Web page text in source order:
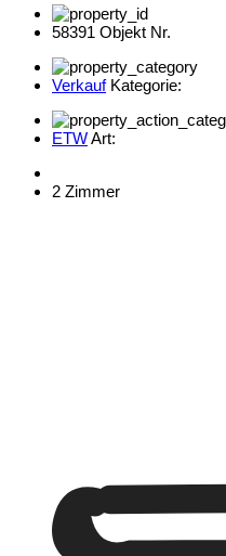
58391 Objekt Nr.
VerkaufKategorie:
ETWArt:
2 Zimmer